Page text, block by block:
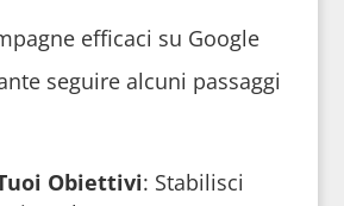
efficaci su Google
seguire alcuni passaggi
Obiettivi: Stabilisci